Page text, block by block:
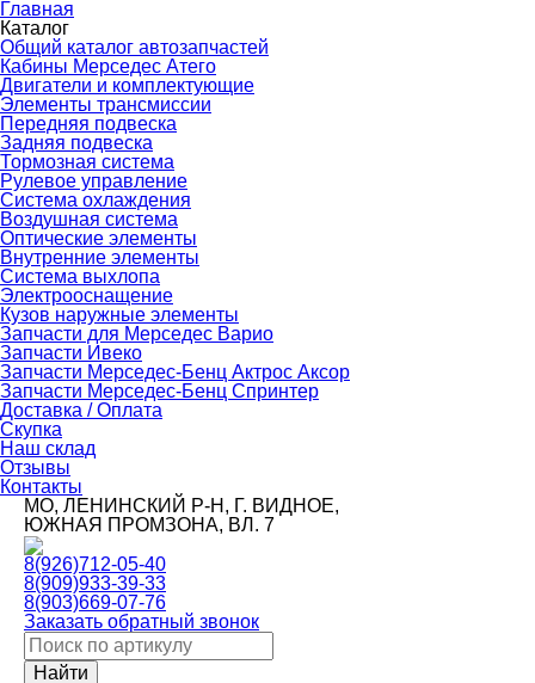
Главная
Каталог
Общий каталог автозапчастей
Кабины Мерседес Атего
Двигатели и комплектующие
Элементы трансмиссии
Передняя подвеска
Задняя подвеска
Тормозная сиcтема
Рулевое управление
Система охлаждения
Воздушная система
Оптические элементы
Внутренние элементы
Система выхлопа
Электрооснащение
Кузов наружные элементы
Запчасти для Мерседес Варио
Запчасти Ивеко
Запчасти Мерседес-Бенц Актрос Аксор
Запчасти Мерседес-Бенц Спринтер
Доставка / Оплата
Скупка
Наш склад
Отзывы
Контакты
МО, ЛЕНИНСКИЙ Р-Н, Г. ВИДНОЕ,
ЮЖНАЯ ПРОМЗОНА, ВЛ. 7
8(926)712-05-40
8(909)933-39-33
8(903)669-07-76
Заказать обратный звонок